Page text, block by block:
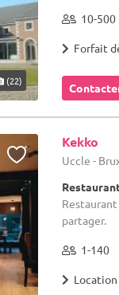
(22)
10-500
Forfait
Kekko
Uccle -
partager.
1-140